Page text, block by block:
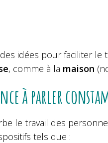
idées pour faciliter le
, comme à la maison
à parler
le travail des
tels que :